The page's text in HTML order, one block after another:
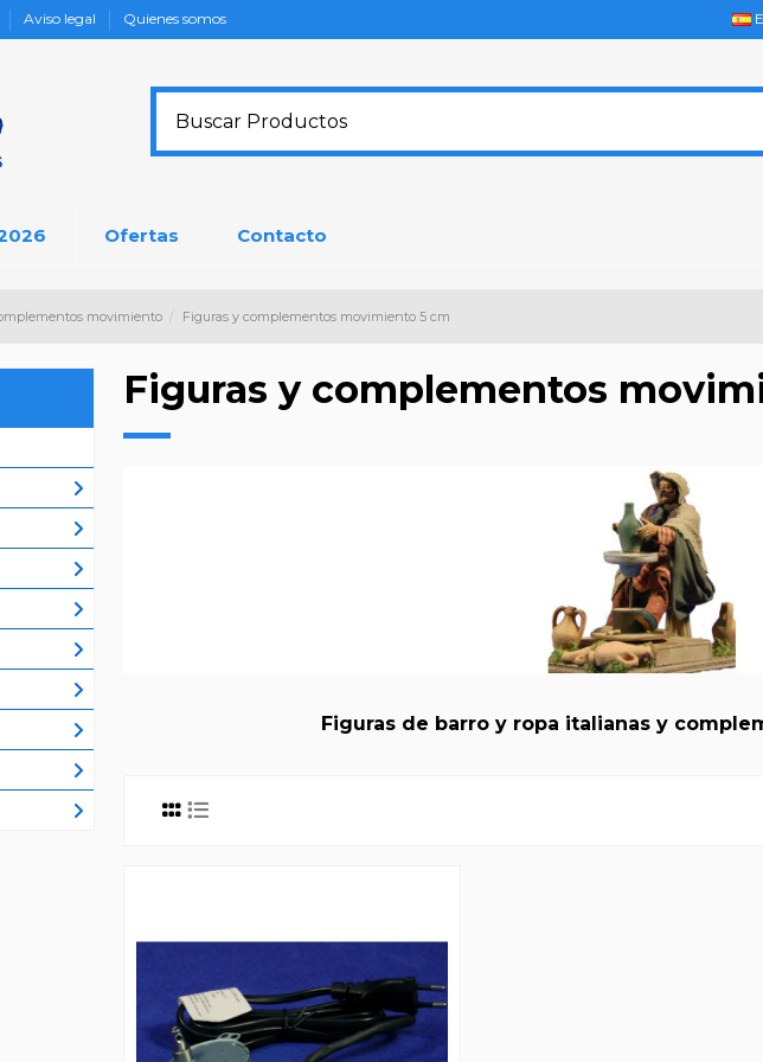
Aviso legal Quienes somos
Ofertas Contacto
movimiento Figuras y complementos movimiento 5 cm
Figuras y complementos
Figuras de barro y ropa italianas y